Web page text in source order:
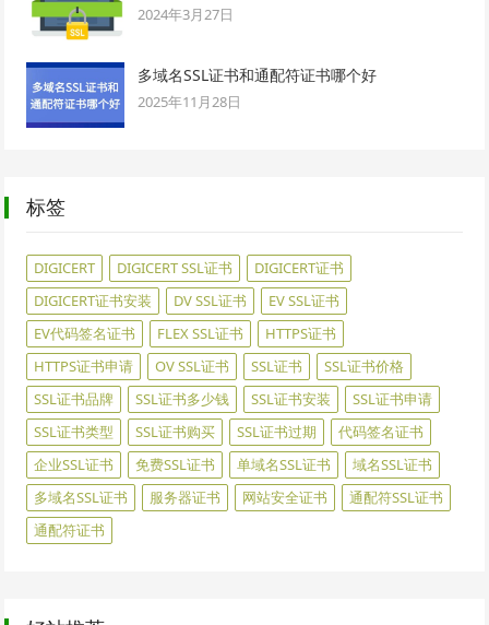
2024年3月27日
多域名SSL证书和通配符证书哪个好
2025年11月28日
标签
DIGICERT DIGICERT SSL证书
DIGICERT证书
DIGICERT证书安装
DV SSL证书
EV SSL证书
EV代码签名证书
FLEX SSL证书
HTTPS证书
HTTPS证书申请
OV SSL证书 SSL证书
SSL证书价格
SSL证书品牌
SSL证书多少钱 SSL证书安装
SSL证书申请
SSL证书类型
SSL证书购买 SSL证书过期
代码签名证书
企业SSL证书
免费SSL证书 单域名SSL证书
域名SSL证书
多域名SSL证书
服务器证书 网站安全证书
通配符SSL证书
通配符证书